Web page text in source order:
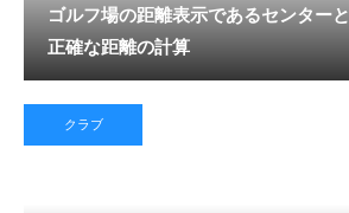
ゴルフ場の距離表示であるセンター
正確な距離の計算
クラブ